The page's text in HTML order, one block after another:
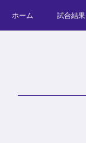
ホーム 試合結果